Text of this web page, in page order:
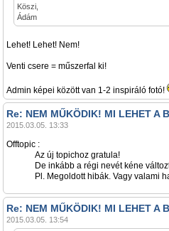
Köszi,
Ádám
Lehet! Lehet! Nem!
Venti csere = műszerfal ki!
Admin képei között van 1-2 inspiráló fotó!
Re: NEM MŰKÖDIK! MI LEHET A
2015.03.05. 13:33
Offtopic :
Az új topichoz gratula!
De inkább a régi nevét kéne
Pl. Megoldott hibák. Vagy valami
Re: NEM MŰKÖDIK! MI LEHET A
2015.03.05. 13:54